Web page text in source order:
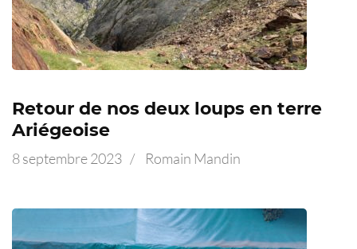
Retour de nos deux loups en terre
Ariégeoise
8 septembre 2023 / Romain Mandin